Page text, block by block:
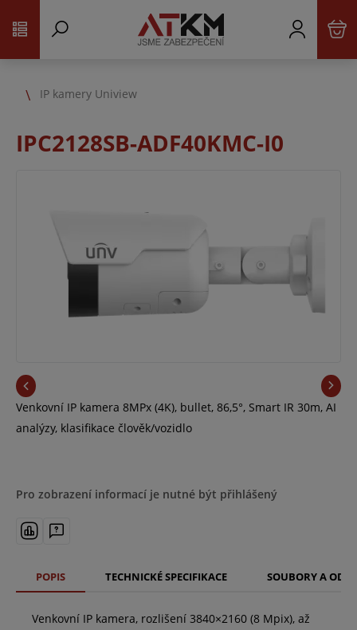
IP kamery Uniview
IPC2128SB-ADF40KMC-I0
Venkovní IP kamera 8MPx (4K), bullet, 86,5°, Smart IR 30m, AI
analýzy, klasifikace člověk/vozidlo
Pro zobrazení informací je nutné být přihlášený
POPIS TECHNICKÉ SPECIFIKACE SOUBORY A
Venkovní IP kamera, rozlišení 3840×2160 (8 Mpix), až